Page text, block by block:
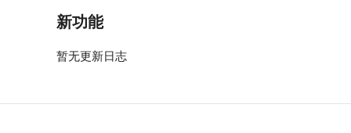
新功能
暂无更新日志